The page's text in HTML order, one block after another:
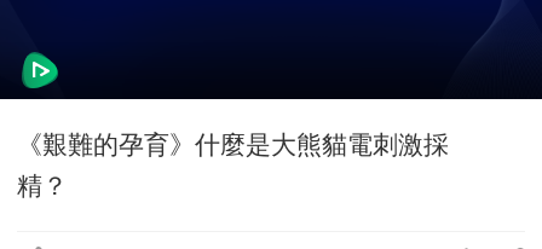
《艱難的孕育》什麼是大熊貓電刺激採
精？